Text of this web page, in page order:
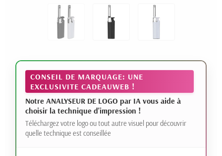
CONSEIL DE MARQUAGE: UNE
EXCLUSIVITE CADEAUWEB !
Notre ANALYSEUR DE LOGO par IA vous aide à
choisir la technique d'impression !
Téléchargez votre logo ou tout autre visuel pour découvrir
quelle technique est conseillée